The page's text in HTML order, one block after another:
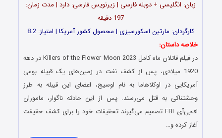
زبان: انگلیسی + دوبله فارسی | زیرنویس فارسی: دارد | مدت زمان:
197 دقیقه
کارگردان: مارتین اسکورسیزی | محصول کشور آمریکا | امتیاز: 8.2
خلاصه داستان:
در فیلمقاتلان ماه کامل
Killers of the Flower Moon 2023 در دهه
1920 میلادی، پس از کشف نفت در زمین‌های یک قبیله بومی
آمریکایی در اوکلاهاما به نام اوسیج‌، اعضای این قیبله به طرز
وحشتناکی به قتل می‌رسند. پس از این حادثه ناگوار، ماموران
اف‌بی‌آی FBI تصمیم می‌گیرند تحقیقات خود را برای کشف حقیقت
آغاز کرده و…